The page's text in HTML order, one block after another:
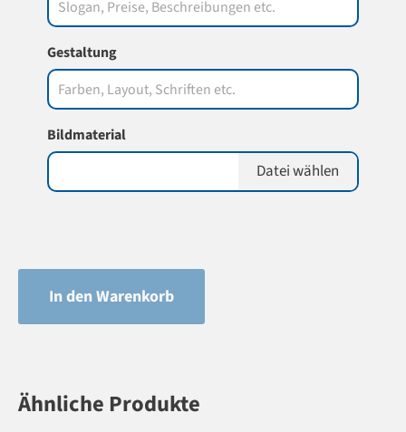
Gestaltung
Bildmaterial
Datei wählen
In den Warenkorb
Ähnliche Produkte